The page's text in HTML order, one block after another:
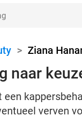
> Ziana
naar
verven